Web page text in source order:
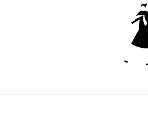
Home